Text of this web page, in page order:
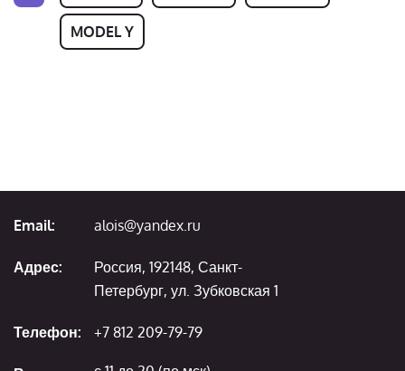
MODEL Y
Email: alois@yandex.ru
Адрес:
Россия, 192148, Санкт-
Петербург, ул. Зубковская 1
Телефон: +7 812 209-79-79